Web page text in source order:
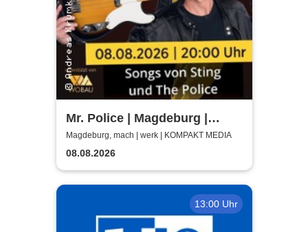
Mr. Police | Magdeburg |
machwerk
Magdeburg, mach | werk | KOMPAKT MEDIA
08.08.2026
13:00 Uhr